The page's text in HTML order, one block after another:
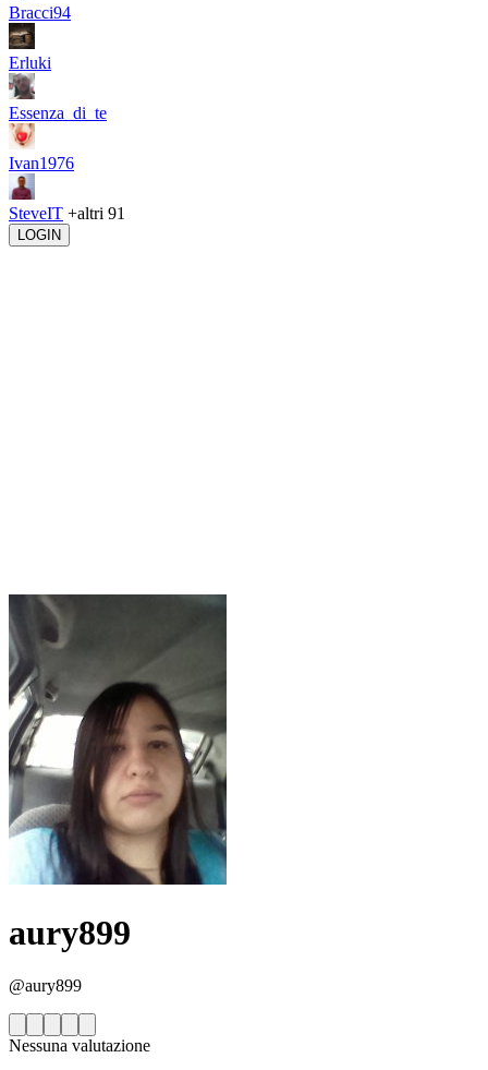
Bracci94
Erluki
Essenza_di_te
Ivan1976
SteveIT +altri 91
LOGIN
aury899
@aury899
Nessuna valutazione